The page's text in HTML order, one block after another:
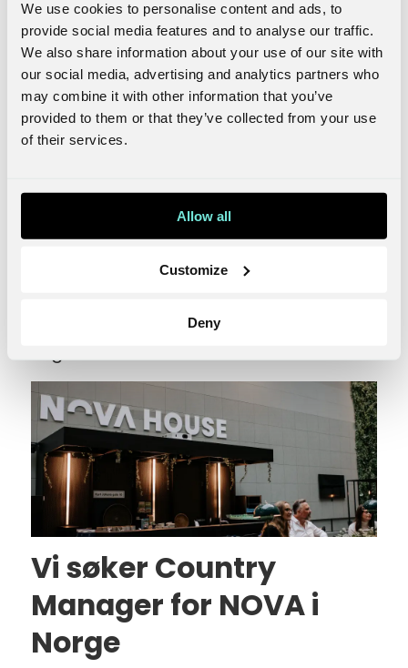
We use cookies to personalise content and ads, to
provide social media features and to analyse our traffic.
We also share information about your use of our site with
our social media, advertising and analytics partners who
may combine it with other information that you’ve
provided to them or that they’ve collected from your use
of their services.
Allow all
Customize
Deny
Ansetter norgessjef og
omsetningen
Nova Consulting Group har store
fokusere mer direkte på konsernets
meldte behovet for en egen norgessjef
Vi søker Country
Manager for NOVA i
Norge